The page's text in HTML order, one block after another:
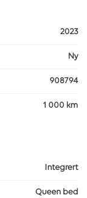
2023
Ny
908794
1 000 km
Integrert
Queen bed